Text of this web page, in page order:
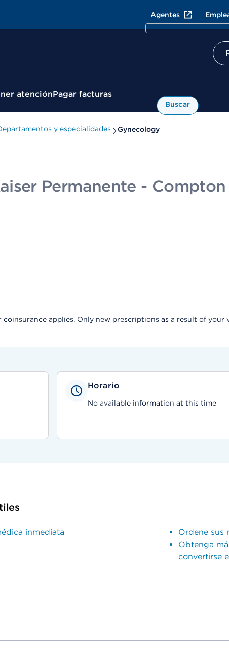
Agentes
atenciónPagar facturas
Buscar
y especialidades Gynecology
Permanente - Compton
applies. Only new prescriptions as a result of your
Horario
No available information at this time
inmediata
Ordene sus
Obtenga
convertirse